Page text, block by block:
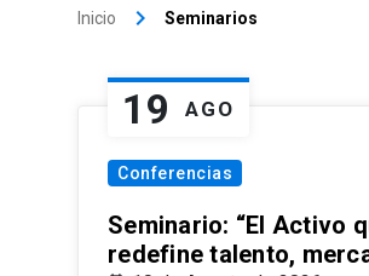
Inicio keyboard_arrow_right Seminarios
19 AGO
Conferencias
Seminario: “El Activo
redefine talento,